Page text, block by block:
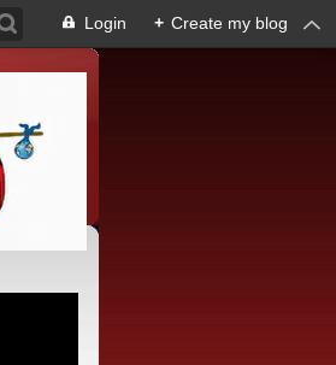
Login + Create my blog